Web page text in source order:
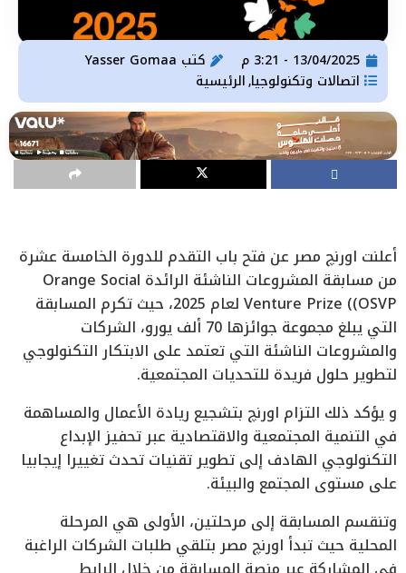
13/04/2025 - 3:21 م كتب
اتصالات وتكنولوجيا, الرئيسية
أعلنت اورنچ مصر عن فتح باب التقدم للدورة الخامسة عشرة
من مسابقة المشروعات الناشئة الرائدة Orange Social
Venture Prize ((OSVP لعام 2025، حيث تكرم المسابقة
التي يبلغ مجموعة جوائزها 70 ألف يورو، الشركات
والمشروعات الناشئة التي تعتمد على الابتكار التكنولوجي
لتطوير حلول فريدة للتحديات المجتمعية.
و يؤكد ذلك التزام اورنچ بتشجيع ريادة الأعمال والمساهمة
في التنمية المجتمعية والاقتصادية عبر تحفيز الإبداع
التكنولوجي الهادف إلى تطوير تقنيات تحدث تغييرا إيجابيا
على مستوى المجتمع والبيئة.
وتنقسم المسابقة إلى مرحلتين، الأولى هي المرحلة
المحلية حيث تبدأ اورنچ مصر بتلقي طلبات الشركات الراغبة